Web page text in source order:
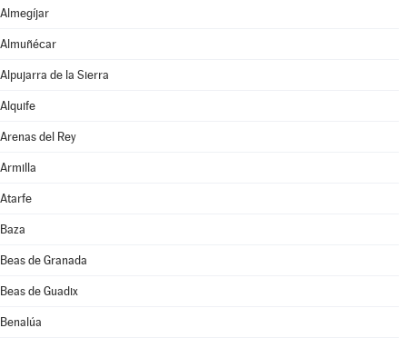
Almegíjar
Almuñécar
Alpujarra de la Sierra
Alquife
Arenas del Rey
Armilla
Atarfe
Baza
Beas de Granada
Beas de Guadix
Benalúa